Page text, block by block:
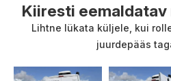
Kiiresti
Lihtne lükata küljele, kui
juurdepääs